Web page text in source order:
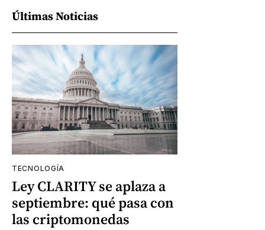
Últimas Noticias
TECNOLOGÍA
Ley CLARITY se aplaza a
septiembre: qué pasa con
las criptomonedas